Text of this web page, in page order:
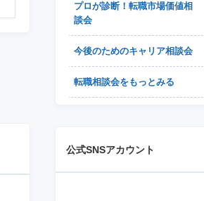
プロが診断！転職市場価値相
談会
今後のためのキャリア相談会
転職相談会をもっとみる
公式SNSアカウント